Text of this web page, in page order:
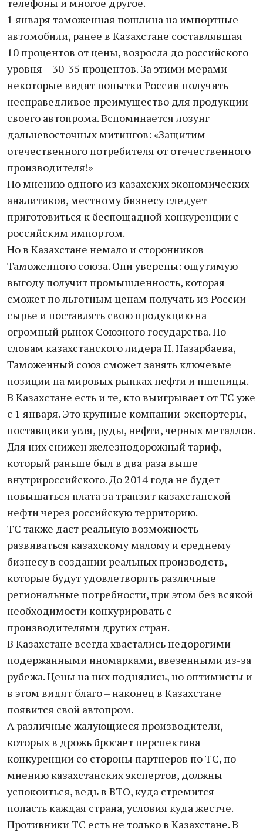
телефоны и многое другое.
1 января таможенная пошлина на импортные
автомобили, ранее в Казахстане составлявшая
10 процентов от цены, возросла до российского
уровня – 30-35 процентов. За этими мерами
некоторые видят попытки России получить
несправедливое преимущество для продукции
своего автопрома. Вспоминается лозунг
дальневосточных митингов: «Защитим
отечественного потребителя от отечественного
производителя!»
По мнению одного из казахских экономических
аналитиков, местному бизнесу следует
приготовиться к беспощадной конкуренции с
российским импортом.
Но в Казахстане немало и сторонников
Таможенного союза. Они уверены: ощутимую
выгоду получит промышленность, которая
сможет по льготным ценам получать из России
сырье и поставлять свою продукцию на
огромный рынок Союзного государства. По
словам казахстанского лидера Н. Назарбаева,
Таможенный союз сможет занять ключевые
позиции на мировых рынках нефти и пшеницы.
В Казахстане есть и те, кто выигрывает от ТС уже
с 1 января. Это крупные компании-экспортеры,
поставщики угля, руды, нефти, черных металлов.
Для них снижен железнодорожный тариф,
который раньше был в два раза выше
внутрироссийского. До 2014 года не будет
повышаться плата за транзит казахстанской
нефти через российскую территорию.
ТС также даст реальную возможность
развиваться казахскому малому и среднему
бизнесу в создании реальных производств,
которые будут удовлетворять различные
региональные потребности, при этом без всякой
необходимости конкурировать с
производителями других стран.
В Казахстане всегда хвастались недорогими
подержанными иномарками, ввезенными из-за
рубежа. Цены на них поднялись, но оптимисты и
в этом видят благо – наконец в Казахстане
появится свой автопром.
А различные жалующиеся производители,
которых в дрожь бросает перспектива
конкуренции со стороны партнеров по ТС, по
мнению казахстанских экспертов, должны
успокоиться, ведь в ВТО, куда стремится
попасть каждая страна, условия куда жестче.
Противники ТС есть не только в Казахстане. В